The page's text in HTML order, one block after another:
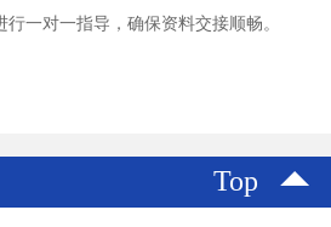
一对一指导，确保资料交接顺畅。
Top